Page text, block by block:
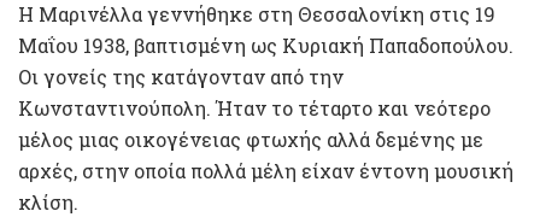
Η Μαρινέλλα γεννήθηκε στη Θεσσαλονίκη στις 19
Μαΐου 1938, βαπτισμένη ως Κυριακή Παπαδοπούλου.
Οι γονείς της κατάγονταν από την
Κωνσταντινούπολη. Ήταν το τέταρτο και νεότερο
μέλος μιας οικογένειας φτωχής αλλά δεμένης με
αρχές, στην οποία πολλά μέλη είχαν έντονη μουσική
κλίση.